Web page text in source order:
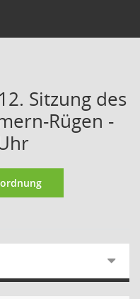
Sitzung des
Rügen -